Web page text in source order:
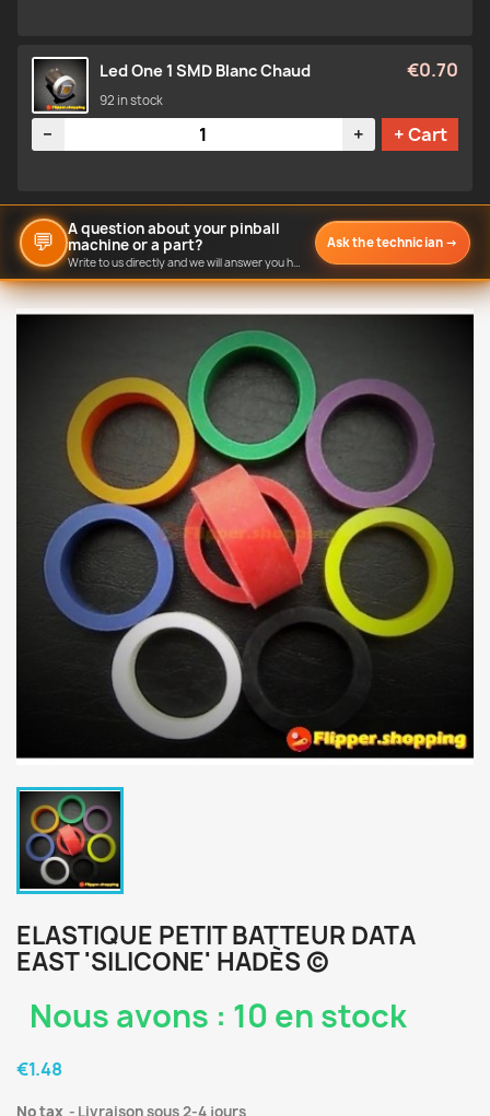
Led One 1 SMD Blanc Chaud €0.70
92 in stock
− + + Cart
💬
A question about your pinball
machine or a part?
Write to us directly and we will answer you here.
Ask the technician →
ELASTIQUE PETIT BATTEUR DATA
EAST 'SILICONE' HADÈS ©
Nous avons : 10 en stock
€1.48
No tax Livraison sous 2-4 jours